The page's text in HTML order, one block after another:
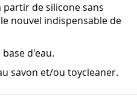
partir de silicone sans
nouvel indispensable de
d'eau.
savon et/ou toycleaner.